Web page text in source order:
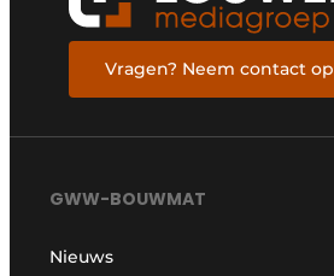
Vragen? Neem contact op
GWW-BOUWMAT
Nieuws